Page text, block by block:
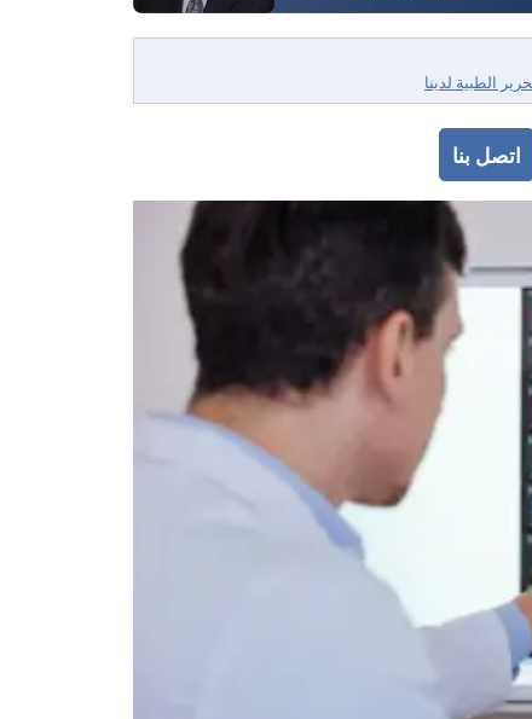
الطبية لدينا
اتصل بنا